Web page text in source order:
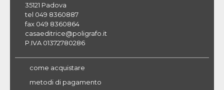
35121 Padova
tel 049 8360887
fax 049 8360864
casaeditrice@poligrafo.it
P.IVA 01372780286
come acquistare
metodi di pagamento